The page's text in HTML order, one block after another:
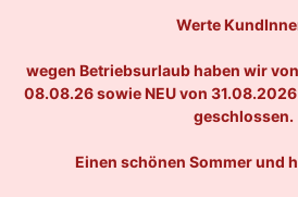
Werte
wegen Betriebsurlaub haben wir
08.08.26 sowie NEU von
geschlossen.
Einen schönen Sommer und